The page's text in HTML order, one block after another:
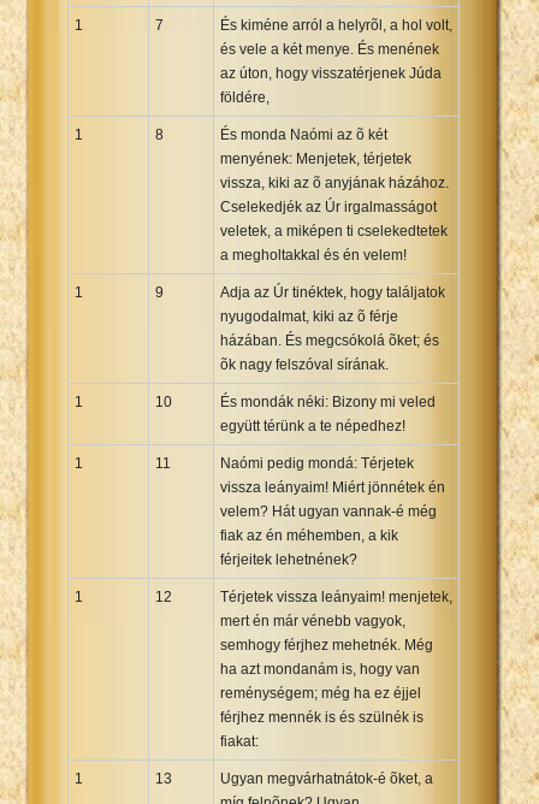
1 7
És kiméne arról a helyrõl, a hol volt,
és vele a két menye. És menének
az úton, hogy visszatérjenek Júda
földére,
1 8
És monda Naómi az õ két
menyének: Menjetek, térjetek
vissza, kiki az õ anyjának házához.
Cselekedjék az Úr irgalmasságot
veletek, a miképen ti cselekedtetek
a megholtakkal és én velem!
1 9
Adja az Úr tinéktek, hogy találjatok
nyugodalmat, kiki az õ férje
házában. És megcsókolá õket; és
õk nagy felszóval sírának.
1 10
És mondák néki: Bizony mi veled
együtt térünk a te népedhez!
1 11
Naómi pedig mondá: Térjetek
vissza leányaim! Miért jönnétek én
velem? Hát ugyan vannak-é még
fiak az én méhemben, a kik
férjeitek lehetnének?
1 12
Térjetek vissza leányaim! menjetek,
mert én már vénebb vagyok,
semhogy férjhez mehetnék. Még
ha azt mondanám is, hogy van
reménységem; még ha ez éjjel
férjhez mennék is és szülnék is
fiakat:
1 13
Ugyan megvárhatnátok-é õket, a